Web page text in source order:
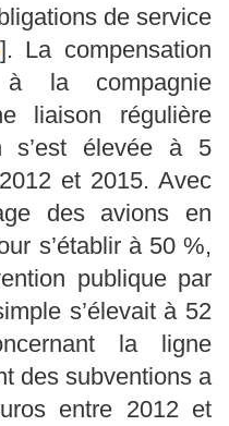
de service
]. La compensation
à la compagnie
liaison régulière
s’est élevée à 5
et 2015. Avec
des avions en
s’établir à 50 %,
publique par
s’élevait à 52
la ligne
des subventions a
entre 2012 et